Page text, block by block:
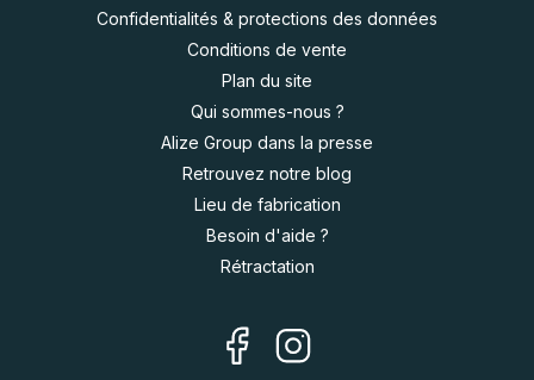
Confidentialités & protections des données
Conditions de vente
Plan du site
Qui sommes-nous ?
Alize Group dans la presse
Retrouvez notre blog
Lieu de fabrication
Besoin d'aide ?
Rétractation